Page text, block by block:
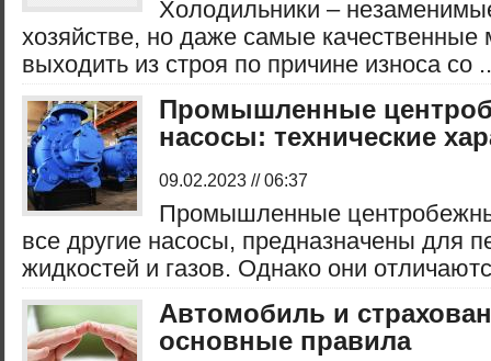
Холодильники –
хозяйстве, но даже самые качественные
выходить из строя по причине износа со
Промышленные
насосы: технические
09.02.2023 // 06:37
Промышленные
все другие насосы, предназначены для
жидкостей и газов. Однако они
Автомобиль и
основные правила